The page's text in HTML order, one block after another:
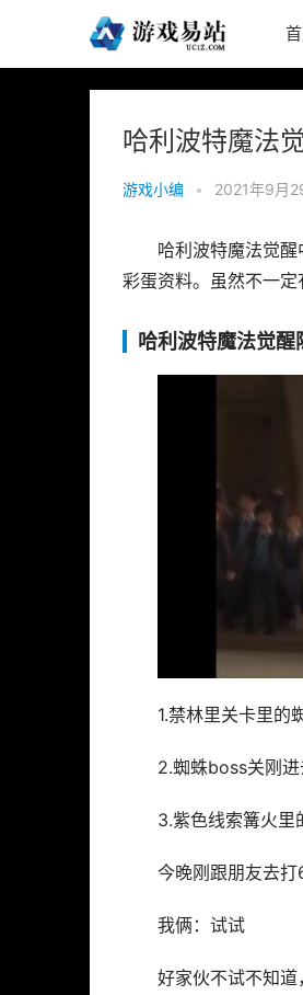
哈利波特魔法
游戏小编 • 2021年9月
哈利波特魔法觉
彩蛋资料。虽然不一定
哈利波特魔法觉醒
1.禁林里关卡里的
2.蜘蛛boss关刚
3.紫色线索篝火里
今晚刚跟朋友去
我俩：试试
好家伙不试不知道